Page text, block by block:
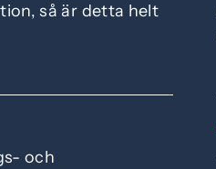
så är detta helt
och